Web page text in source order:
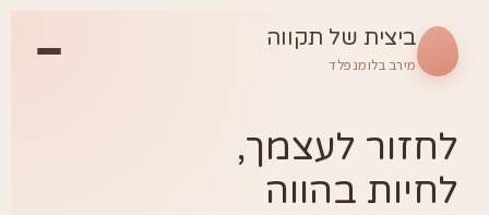
ביצית של תקווה
מירב בלומנפלד
לחזור לעצמך,
לחיות בהווה